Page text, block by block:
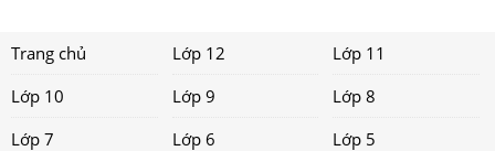
Trang chủ Lớp 12
Lớp 11
Lớp 10
Lớp 9
Lớp 8
Lớp 7
Lớp 6
Lớp 5